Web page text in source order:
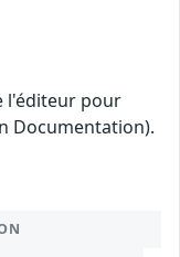
l'éditeur pour
Documentation).